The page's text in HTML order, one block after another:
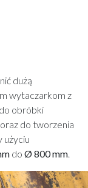
dużą
wytaczarkom z
do obróbki
do tworzenia
użyciu
do Ø 800 mm.